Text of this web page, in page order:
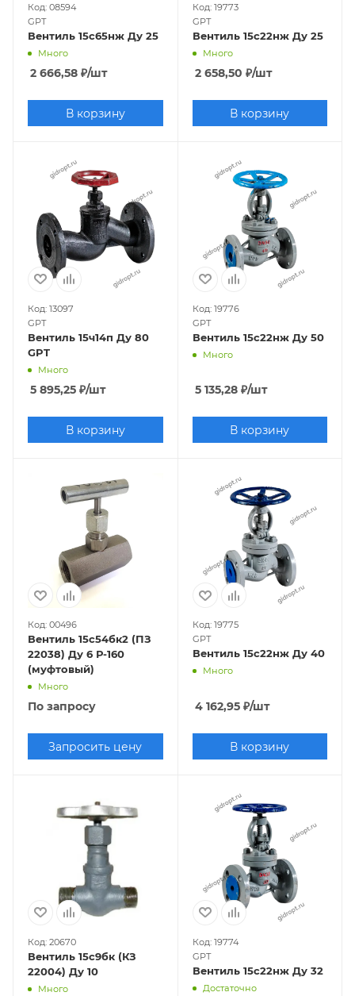
Код: 08594
GPT
Вентиль 15с65нж Ду 25
Много
2 666,58 ₽/шт
В корзину
Код: 19773
GPT
Вентиль 15с22нж Ду 25
Много
2 658,50 ₽/шт
В корзину
Код: 13097
GPT
Вентиль 15ч14п Ду 80
GPT
Много
5 895,25 ₽/шт
В корзину
Код: 19776
GPT
Вентиль 15с22нж Ду 50
Много
5 135,28₽/шт
В корзину
Код: 00496
Вентиль 15с54бк2 (ПЗ
22038) Ду 6 Р-160
(муфтовый)
Много
По запросу
Запросить цену
Код: 19775
GPT
Вентиль 15с22нж Ду 40
Много
4 162,95₽/шт
В корзину
Код: 20670
Вентиль 15с9бк (КЗ
22004) Ду 10
Много
Код: 19774
GPT
Вентиль 15с22нж Ду 32
Достаточно